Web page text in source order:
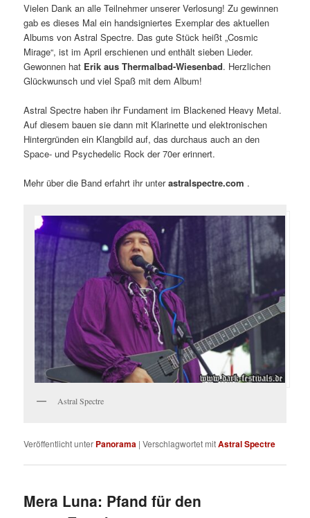
Vielen Dank an alle Teilnehmer unserer Verlosung! Zu gewinnen
gab es dieses Mal ein handsigniertes Exemplar des aktuellen
Albums von Astral Spectre. Das gute Stück heißt „Cosmic
Mirage“, ist im April erschienen und enthält sieben Lieder.
Gewonnen hat Erik aus Thermalbad-Wiesenbad. Herzlichen
Glückwunsch und viel Spaß mit dem Album!
Astral Spectre haben ihr Fundament im Blackened Heavy Metal.
Auf diesem bauen sie dann mit Klarinette und elektronischen
Hintergründen ein Klangbild auf, das durchaus auch an den
Space- und Psychedelic Rock der 70er erinnert.
Mehr über die Band erfahrt ihr unterastralspectre.com .
Astral Spectre
Veröffentlicht unter Panorama |Verschlagwortet mitAstral Spectre
Mera Luna: Pfand für den